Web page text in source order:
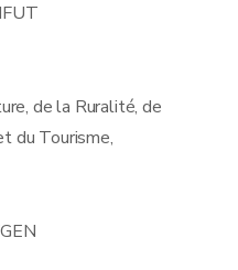
de la Ruralité, de
du Tourisme,